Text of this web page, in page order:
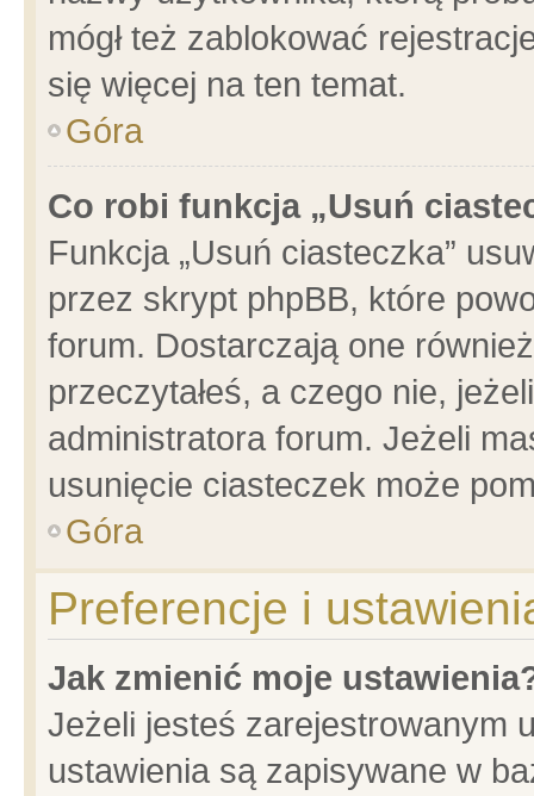
mógł też zablokować
się więcej na ten temat.
Góra
Co robi funkcja „Usuń
Funkcja „Usuń ciasteczka”
przez skrypt phpBB, które
forum. Dostarczają one
przeczytałeś, a czego nie,
administratora forum. Jeżeli
usunięcie ciasteczek może
Góra
Preferencje i
Jak zmienić moje
Jeżeli jesteś zarejestrowanym
ustawienia są zapisywane w